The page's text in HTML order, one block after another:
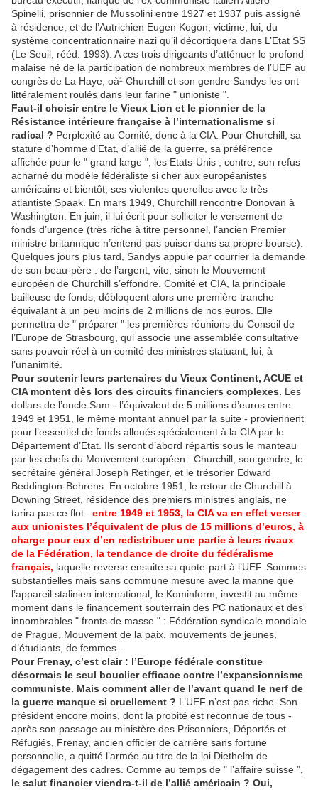
Spinelli, prisonnier de Mussolini entre 1927 et 1937 puis assigné
à résidence, et de l’Autrichien Eugen Kogon, victime, lui, du
système concentrationnaire nazi qu’il décortiquera dans L’Etat SS
(Le Seuil, rééd. 1993). A ces trois dirigeants d’atténuer le profond
malaise né de la participation de nombreux membres de l’UEF au
congrès de La Haye, oà¹ Churchill et son gendre Sandys les ont
littéralement roulés dans leur farine " unioniste ".
Faut-il choisir entre le Vieux Lion et le pionnier de la
Résistance intérieure française à l’internationalisme si
radical ? Perplexité au Comité, donc à la CIA. Pour Churchill, sa
stature d’homme d’Etat, d’allié de la guerre, sa préférence
affichée pour le " grand large ", les Etats-Unis ; contre, son refus
acharné du modèle fédéraliste si cher aux européanistes
américains et bientôt, ses violentes querelles avec le très
atlantiste Spaak. En mars 1949, Churchill rencontre Donovan à
Washington. En juin, il lui écrit pour solliciter le versement de
fonds d’urgence (très riche à titre personnel, l’ancien Premier
ministre britannique n’entend pas puiser dans sa propre bourse).
Quelques jours plus tard, Sandys appuie par courrier la demande
de son beau-père : de l’argent, vite, sinon le Mouvement
européen de Churchill s’effondre. Comité et CIA, la principale
bailleuse de fonds, débloquent alors une première tranche
équivalant à un peu moins de 2 millions de nos euros. Elle
permettra de " préparer " les premières réunions du Conseil de
l’Europe de Strasbourg, qui associe une assemblée consultative
sans pouvoir réel à un comité des ministres statuant, lui, à
l’unanimité.
Pour soutenir leurs partenaires du Vieux Continent, ACUE et
CIA montent dès lors des circuits financiers complexes. Les
dollars de l’oncle Sam - l’équivalent de 5 millions d’euros entre
1949 et 1951, le même montant annuel par la suite - proviennent
pour l’essentiel de fonds alloués spécialement à la CIA par le
Département d’Etat. Ils seront d’abord répartis sous le manteau
par les chefs du Mouvement européen : Churchill, son gendre, le
secrétaire général Joseph Retinger, et le trésorier Edward
Beddington-Behrens. En octobre 1951, le retour de Churchill à
Downing Street, résidence des premiers ministres anglais, ne
tarira pas ce flot : entre 1949 et 1953, la CIA va en effet verser
aux unionistes l’équivalent de plus de 15 millions d’euros, à
charge pour eux d’en redistribuer une partie à leurs rivaux
de la Fédération, la tendance de droite du fédéralisme
français, laquelle reverse ensuite sa quote-part à l’UEF. Sommes
substantielles mais sans commune mesure avec la manne que
l’appareil stalinien international, le Kominform, investit au même
moment dans le financement souterrain des PC nationaux et des
innombrables " fronts de masse " : Fédération syndicale mondiale
de Prague, Mouvement de la paix, mouvements de jeunes,
d’étudiants, de femmes...
Pour Frenay, c’est clair : l’Europe fédérale constitue
désormais le seul bouclier efficace contre l’expansionnisme
communiste. Mais comment aller de l’avant quand le nerf de
la guerre manque si cruellement ? L’UEF n’est pas riche. Son
président encore moins, dont la probité est reconnue de tous -
après son passage au ministère des Prisonniers, Déportés et
Réfugiés, Frenay, ancien officier de carrière sans fortune
personnelle, a quitté l’armée au titre de la loi Diethelm de
dégagement des cadres. Comme au temps de " l’affaire suisse ",
le salut financier viendra-t-il de l’allié américain ? Oui,